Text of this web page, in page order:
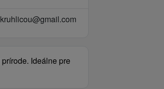
Ideálne pre